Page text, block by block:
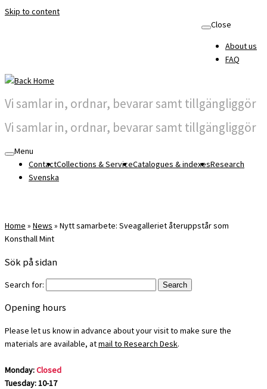
Skip to content
Close
About us
FAQ
Vi samlar in, ordnar, bevarar samt tillgängliggör
Vi samlar in, ordnar, bevarar samt tillgängliggör
Menu
ContactCollections & ServiceCatalogues & indexesResearch
Svenska
Home » News » Nytt samarbete: Sveagalleriet återuppstår som
Konsthall Mint
Sök på sidan
Search for:
Opening hours
Please let us know in advance about your visit to make sure the
materials are available, atmail to Research Desk.
Monday:Closed
Tuesday: 10-17